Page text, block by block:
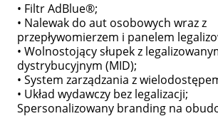
• Filtr AdBlue®;
• Nalewak do aut osobowych wraz z
przepływomierzem i panelem
• Wolnostojący słupek z
dystrybucyjnym (MID);
• System zarządzania z
• Układ wydawczy bez legalizacji;
Spersonalizowany branding na